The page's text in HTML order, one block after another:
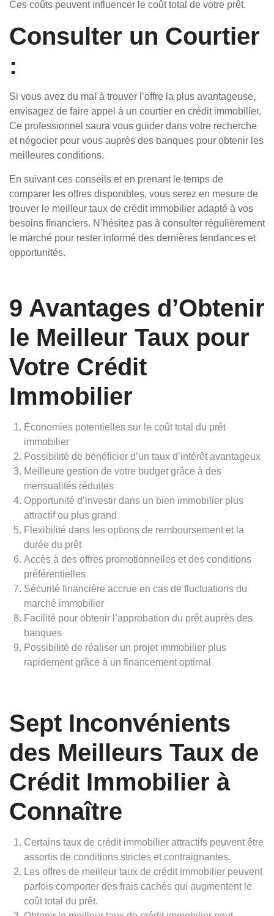
Ces coûts peuvent influencer le coût total de votre prêt.
Consulter un Courtier
:
Si vous avez du mal à trouver l’offre la plus avantageuse,
envisagez de faire appel à un courtier en crédit immobilier.
Ce professionnel saura vous guider dans votre recherche
et négocier pour vous auprès des banques pour obtenir les
meilleures conditions.
En suivant ces conseils et en prenant le temps de
comparer les offres disponibles, vous serez en mesure de
trouver le meilleur taux de crédit immobilier adapté à vos
besoins financiers. N’hésitez pas à consulter régulièrement
le marché pour rester informé des dernières tendances et
opportunités.
9 Avantages d’Obtenir
le Meilleur Taux pour
Votre Crédit
Immobilier
Économies potentielles sur le coût total du prêt
immobilier
Possibilité de bénéficier d’un taux d’intérêt avantageux
Meilleure gestion de votre budget grâce à des
mensualités réduites
Opportunité d’investir dans un bien immobilier plus
attractif ou plus grand
Flexibilité dans les options de remboursement et la
durée du prêt
Accès à des offres promotionnelles et des conditions
préférentielles
Sécurité financière accrue en cas de fluctuations du
marché immobilier
Facilité pour obtenir l’approbation du prêt auprès des
banques
Possibilité de réaliser un projet immobilier plus
rapidement grâce à un financement optimal
Sept Inconvénients
des Meilleurs Taux de
Crédit Immobilier à
Connaître
Certains taux de crédit immobilier attractifs peuvent être
assortis de conditions strictes et contraignantes.
Les offres de meilleur taux de crédit immobilier peuvent
parfois comporter des frais cachés qui augmentent le
coût total du prêt.